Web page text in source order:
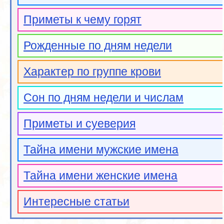
Приметы к чему горят
Рожденные по дням недели
Характер по группе крови
Сон по дням недели и числам
Приметы и суеверия
Тайна имени мужские имена
Тайна имени женские имена
Интересные статьи